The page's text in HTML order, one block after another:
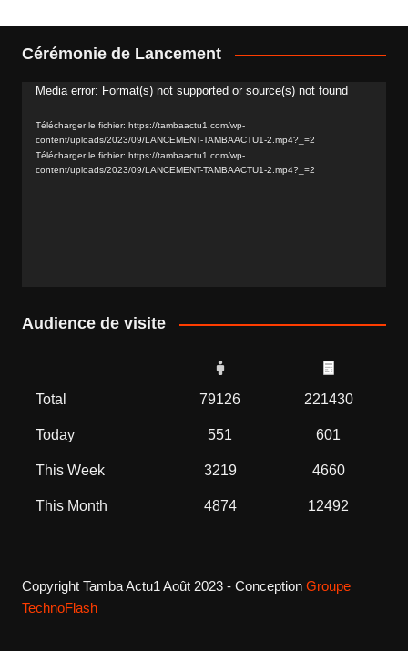
Cérémonie de Lancement
Lecteur
Media error: Format(s) not supported or source(s) not found
Télécharger le fichier: https://tambaactu1.com/wp-
content/uploads/2023/09/LANCEMENT-TAMBAACTU1-2.mp4?_=2
Télécharger le fichier: https://tambaactu1.com/wp-
content/uploads/2023/09/LANCEMENT-TAMBAACTU1-2.mp4?_=2
Audience de visite
Total 79126 221430
Today 551 601
This Week 3219 4660
This Month 4874 12492
Copyright Tamba Actu1 Août 2023 - Conception Groupe
TechnoFlash